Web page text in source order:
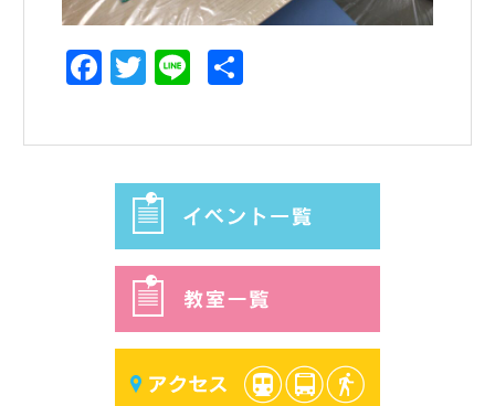
Facebook
Twitter
Line共